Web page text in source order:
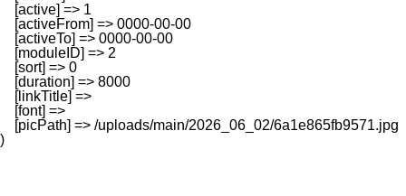
    [active] => 1
    [activeFrom] => 0000-00-00
    [activeTo] => 0000-00-00
    [moduleID] => 2
    [sort] => 0
    [duration] => 8000
    [linkTitle] =>
    [font] =>
    [picPath] => /uploads/main/2026_06_02/6a1e865fb9571.jpg